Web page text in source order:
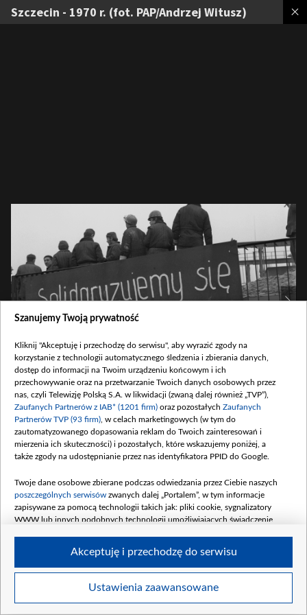
Szczecin - 1970 r. (fot. PAP/Andrzej Witusz)
Szczecin - 1970 r. (fot. PAP/Andrzej Witusz)
1
Szczegóły
Szanujemy Twoją prywatność
Kliknij "Akceptuję i przechodzę do serwisu", aby wyrazić zgody na
korzystanie z technologii automatycznego śledzenia i zbierania danych,
dostęp do informacji na Twoim urządzeniu końcowym i ich
przechowywanie oraz na przetwarzanie Twoich danych osobowych przez
nas, czyli Telewizję Polską S.A. w likwidacji (zwaną dalej również „TVP”),
Zaufanych Partnerów z IAB* (1201 firm) oraz pozostałych Zaufanych
Partnerów TVP (93 firm) , w celach marketingowych (w tym do
zautomatyzowanego dopasowania reklam do Twoich zainteresowań i
mierzenia ich skuteczności) i pozostałych, które wskazujemy poniżej, a
także zgody na udostępnianie przez nas identyfikatora PPID do Google.
Twoje dane osobowe zbierane podczas odwiedzania przez Ciebie naszych
poszczególnych serwisów zwanych dalej „Portalem”, w tym informacje
zapisywane za pomocą technologii takich jak: pliki cookie, sygnalizatory
WWW lub innych podobnych technologii umożliwiających świadczenie
Twoje dane osobowe zbierane podczas odwiedzania przez Ciebie
Ustawienia zaawansowane
Akceptuję i przechodzę do serwisu